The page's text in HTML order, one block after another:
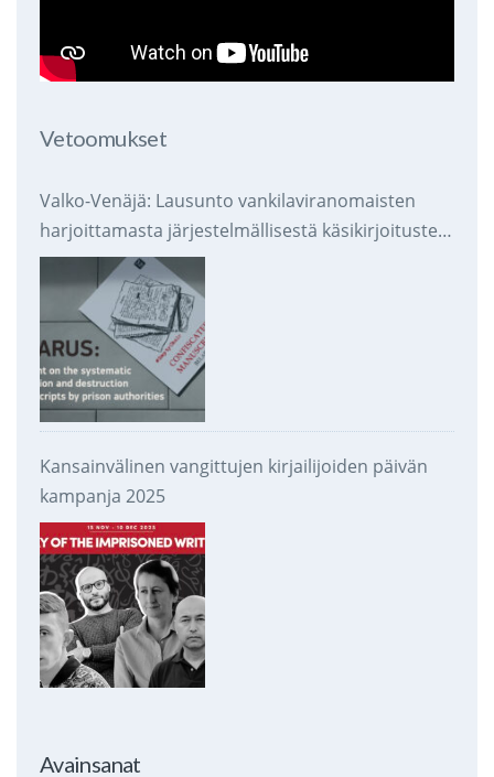
Vetoomukset
Valko-Venäjä: Lausunto vankilaviranomaisten
harjoittamasta järjestelmällisestä käsikirjoitusten
takavarikoinnista ja tuhoamisesta
Kansainvälinen vangittujen kirjailijoiden päivän
kampanja 2025
Avainsanat